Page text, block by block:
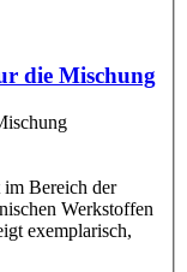
die Mischung
im Bereich der
Werkstoffen
exemplarisch,